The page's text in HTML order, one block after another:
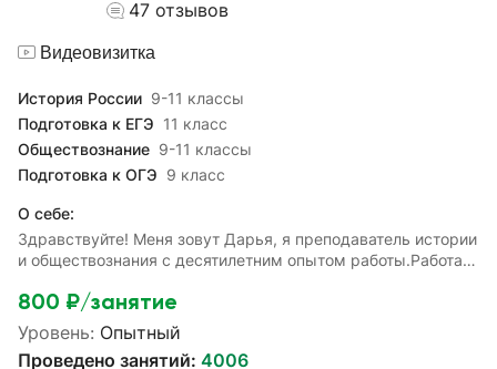
47 отзывов
Видеовизитка
История России 9-11 классы
Подготовка к ЕГЭ 11 класс
Обществознание 9-11 классы
Подготовка к ОГЭ 9 класс
800 ₽/занятие
Уровень: Опытный
Проведено занятий: 4006
О себе:
Здравствуйте! Меня зовут Дарья, я преподаватель истории
и обществознания с десятилетним опытом работы.Работаю
успеваемости, повторение материала, подготовка к
экзаменам. Преподавала как индивидуально, так и в
группах, поэтому общий язык мы обязательно
найдём:)Являюсь квалифицированным экспертом ЕГЭ по